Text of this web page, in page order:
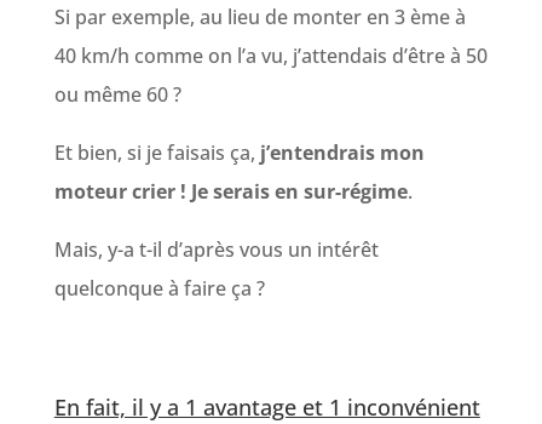
Si par exemple, au lieu de monter en 3 ème à
40 km/h comme on l’a vu, j’attendais d’être à 50
ou même 60 ?
Et bien, si je faisais ça, j’entendrais mon
moteur crier ! Je serais en sur-régime.
Mais, y-a t-il d’après vous un intérêt
quelconque à faire ça ?
En fait, il y a 1 avantage et 1 inconvénient